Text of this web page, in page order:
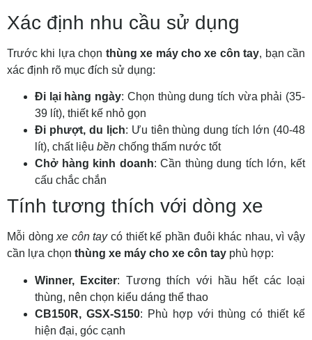
Xác định nhu cầu sử dụng
Trước khi lựa chọn thùng xe máy cho xe côn tay, bạn cần
xác định rõ mục đích sử dụng:
Đi lại hàng ngày: Chọn thùng dung tích vừa phải (35-
39 lít), thiết kế nhỏ gọn
Đi phượt, du lịch: Ưu tiên thùng dung tích lớn (40-48
lít), chất liệu bền chống thấm nước tốt
Chở hàng kinh doanh: Cần thùng dung tích lớn, kết
cấu chắc chắn
Tính tương thích với dòng xe
Mỗi dòngxe côn taycó thiết kế phần đuôi khác nhau, vì vậy
cần lựa chọn thùng xe máy cho xe côn tay phù hợp:
Winner, Exciter: Tương thích với hầu hết các loại
thùng, nên chọn kiểu dáng thể thao
CB150R, GSX-S150: Phù hợp với thùng có thiết kế
hiện đại, góc cạnh